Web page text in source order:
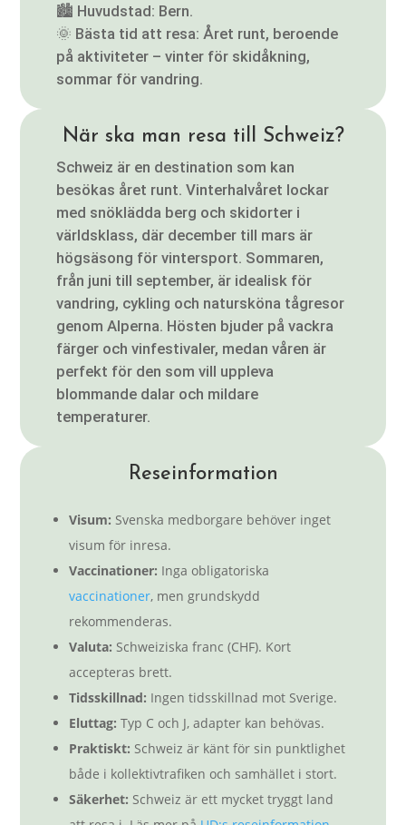
🏙️ Huvudstad: Bern.
🌞 Bästa tid att resa: Året runt, beroende
på aktiviteter – vinter för skidåkning,
sommar för vandring.
När ska man resa till Schweiz?
Schweiz är en destination som kan
besökas året runt. Vinterhalvåret lockar
med snöklädda berg och skidorter i
världsklass, där december till mars är
högsäsong för vintersport. Sommaren,
från juni till september, är idealisk för
vandring, cykling och natursköna tågresor
genom Alperna. Hösten bjuder på vackra
färger och vinfestivaler, medan våren är
perfekt för den som vill uppleva
blommande dalar och mildare
temperaturer.
Reseinformation
Visum: Svenska medborgare behöver inget
visum för inresa.
Vaccinationer: Inga obligatoriska
vaccinationer, men grundskydd
rekommenderas.
Valuta: Schweiziska franc (CHF). Kort
accepteras brett.
Tidsskillnad: Ingen tidsskillnad mot Sverige.
Eluttag: Typ C och J, adapter kan behövas.
Praktiskt: Schweiz är känt för sin punktlighet
både i kollektivtrafiken och samhället i stort.
Säkerhet: Schweiz är ett mycket tryggt land